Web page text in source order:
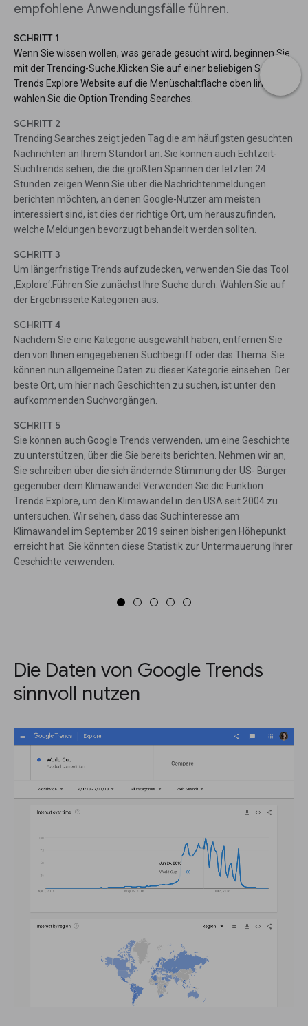
empfohlene Anwendungsfälle führen.
SCHRITT 1
Wenn Sie wissen wollen, was gerade gesucht wird, beginnen Sie
mit der Trending-Suche.Klicken Sie auf einer beliebigen Seite der
Trends Explore Website auf die Menüschaltfläche oben links und
wählen Sie die Option Trending Searches.
SCHRITT 2
Trending Searches zeigt jeden Tag die am häufigsten gesuchten
Nachrichten an Ihrem Standort an. Sie können auch Echtzeit-
Suchtrends sehen, die die größten Spannen der letzten 24
Stunden zeigen.Wenn Sie über die Nachrichtenmeldungen
berichten möchten, an denen Google-Nutzer am meisten
interessiert sind, ist dies der richtige Ort, um herauszufinden,
welche Meldungen bevorzugt behandelt werden sollten.
SCHRITT 3
Um längerfristige Trends aufzudecken, verwenden Sie das Tool
‚Explore‘.Führen Sie zunächst Ihre Suche durch. Wählen Sie auf
der Ergebnisseite Kategorien aus.
SCHRITT 4
Nachdem Sie eine Kategorie ausgewählt haben, entfernen Sie
den von Ihnen eingegebenen Suchbegriff oder das Thema. Sie
können nun allgemeine Daten zu dieser Kategorie einsehen. Der
beste Ort, um hier nach Geschichten zu suchen, ist unter den
aufkommenden Suchvorgängen.
SCHRITT 5
Sie können auch Google Trends verwenden, um eine Geschichte
zu unterstützen, über die Sie bereits berichten. Nehmen wir an,
Sie schreiben über die sich ändernde Stimmung der US- Bürger
gegenüber dem Klimawandel.Verwenden Sie die Funktion
Trends Explore, um den Klimawandel in den USA seit 2004 zu
untersuchen. Wir sehen, dass das Suchinteresse am
Klimawandel im September 2019 seinen bisherigen Höhepunkt
erreicht hat. Sie könnten diese Statistik zur Untermauerung Ihrer
Geschichte verwenden.
Die Daten von Google Trends
sinnvoll nutzen